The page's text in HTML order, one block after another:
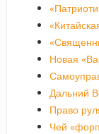
Новая
Дальний
Право
Чей